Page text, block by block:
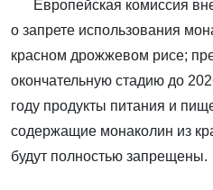
Европейская комиссия
о запрете использования
красном дрожжевом рисе;
окончательную стадию до
году продукты питания и
содержащие монаколин из
будут полностью запрещены.